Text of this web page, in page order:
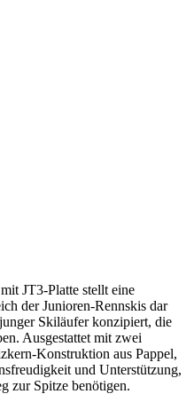
JT3-Platte stellt eine
der Junioren-Rennskis dar
Skiläufer konzipiert, die
Ausgestattet mit zwei
Konstruktion aus Pappel,
und Unterstützung,
zur Spitze benötigen.